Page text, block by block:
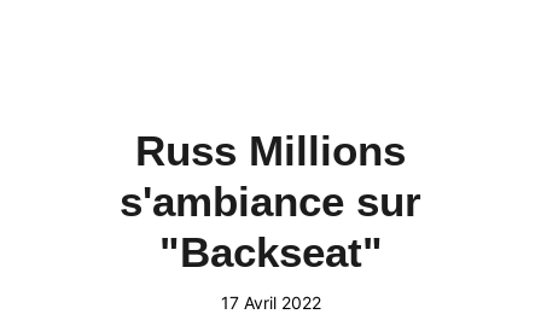
Russ Millions
s'ambiance sur
"Backseat"
17 Avril 2022